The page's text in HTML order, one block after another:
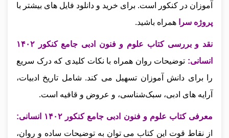
آموزان در کنکور است. برای خرید و دانلود فایل های بیشتر با
پروژه سرا
همراه باشید.
نقد و بررسی کتاب علوم و فنون ادبی جامع کنکور ۱۴۰۲
انسانی: توضیحات روان همراه با نکات کلیدی که درک سریع
را برای دانش‌ آموزان تسهیل می‌ کند. شامل تاریخ ادبیات،
آرایه‌ های ادبی، سبک‌شناسی، و عروض و قافیه است.
معرفی کتاب علوم و فنون ادبی جامع کنکور ۱۴۰۲ انسانی:
از نقاط قوت این کتاب می‌ توان به توضیحات ساده و روان،